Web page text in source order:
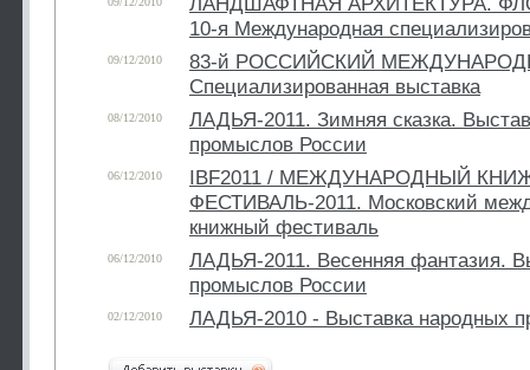
10-я Международная
09/12/2010
83-й РОССИЙСКИЙ
Специализированная выставка
08/12/2010
ЛАДЬЯ-2011. Зимняя сказка.
промыслов России
06/12/2010
IBF2011 / МЕЖДУНАРОДНЫЙ
ФЕСТИВАЛЬ-2011. Московский
книжный фестиваль
06/12/2010
ЛАДЬЯ-2011. Весенняя фантазия.
промыслов России
02/12/2010 ЛАДЬЯ-2010 - Выставка народных